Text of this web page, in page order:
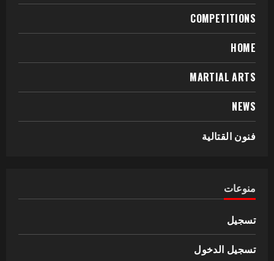
COMPETITIONS
HOME
MARTIAL ARTS
NEWS
فنون القتالية
منوعات
تسجيل
تسجيل الدخول